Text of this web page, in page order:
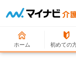
ホーム 初めての